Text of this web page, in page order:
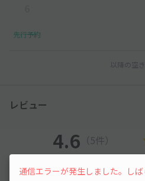
先行予約
以降の空
レビュー
4.6 （5件）
満足度 4.6
通信エラーが発生しました。し